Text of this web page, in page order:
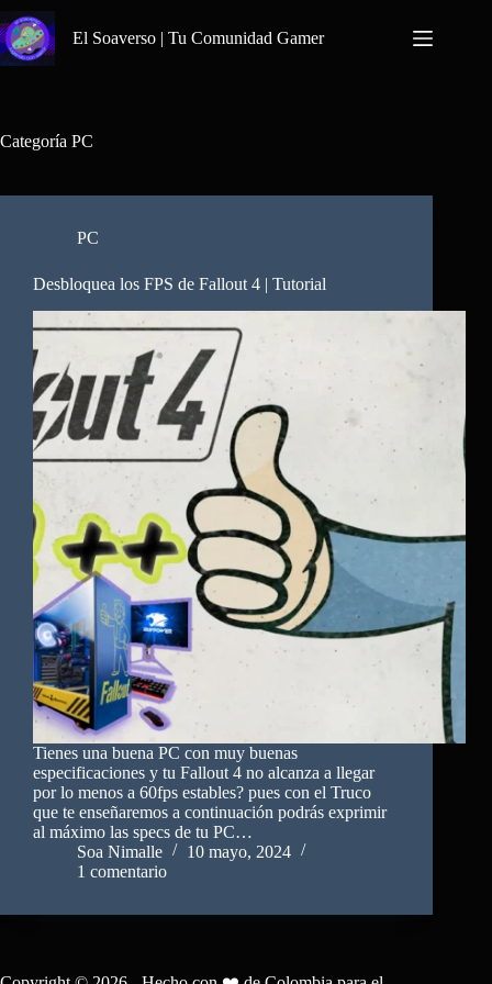
Saltar
al
contenido
El Soaverso | Tu Comunidad Gamer
Categoría PC
PC
Desbloquea los FPS de Fallout 4 | Tutorial
Tienes una buena PC con muy buenas
especificaciones y tu Fallout 4 no alcanza a llegar
por lo menos a 60fps estables? pues con el Truco
que te enseñaremos a continuación podrás exprimir
al máximo las specs de tu PC…
Soa Nimalle
10 mayo, 2024
1 comentario